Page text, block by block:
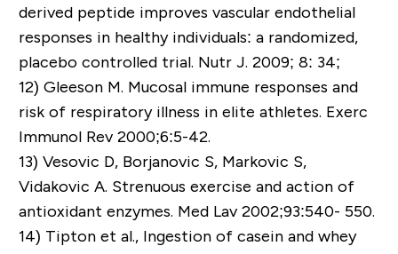
derived peptide improves vascular endothelial
responses in healthy individuals: a randomized,
placebo controlled trial. Nutr J. 2009; 8: 34;
12) Gleeson M. Mucosal immune responses and
risk of respiratory illness in elite athletes. Exerc
Immunol Rev 2000;6:5-42.
13) Vesovic D, Borjanovic S, Markovic S,
Vidakovic A. Strenuous exercise and action of
antioxidant enzymes. Med Lav 2002;93:540- 550.
14) Tipton et al., Ingestion of casein and whey